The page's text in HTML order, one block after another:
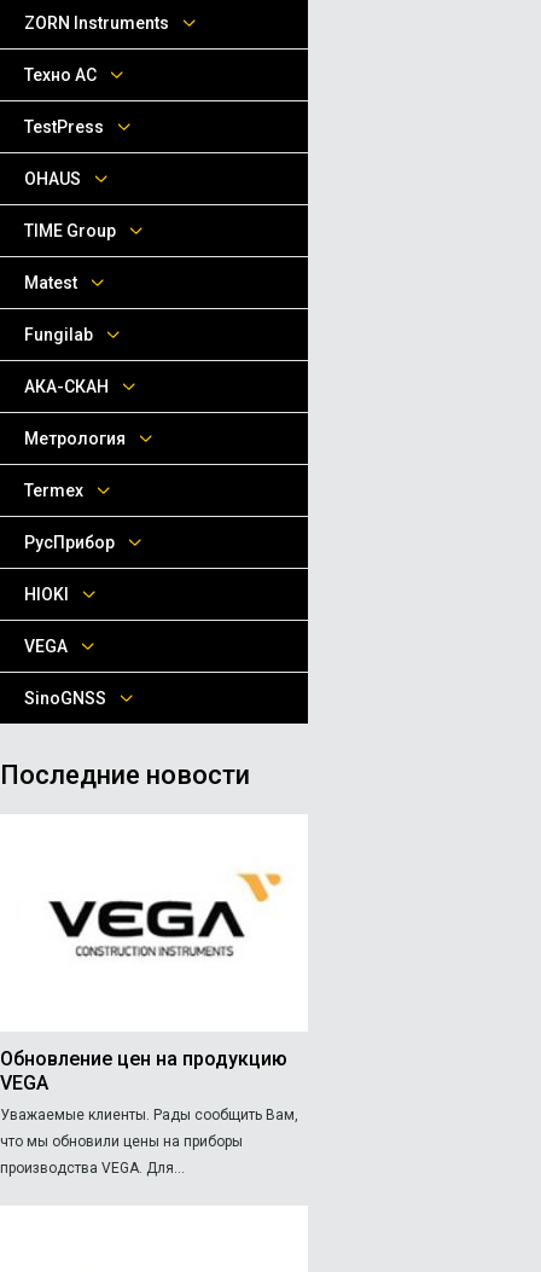
ZORN Instruments
Техно АС
TestPress
OHAUS
TIME Group
Matest
Fungilab
АКА-СКАН
Метрология
Termex
РусПрибор
HIOKI
VEGA
SinoGNSS
Последние новости
Обновление цен на продукцию
VEGA
Уважаемые клиенты. Рады сообщить Вам,
что мы обновили цены на приборы
производства VEGA. Для...